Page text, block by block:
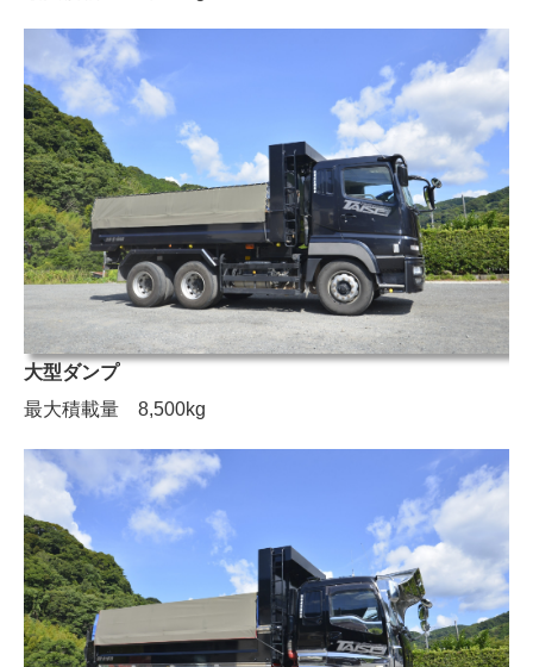
大型ダンプ
最大積載量 8,500kg